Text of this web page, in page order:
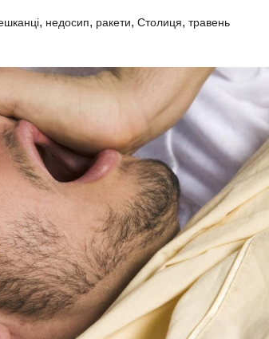
, недосип, ракети, Столиця, травень